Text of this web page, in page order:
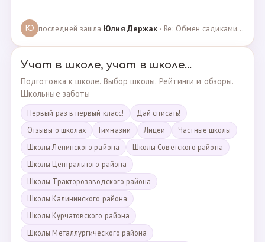
Ю последней зашла Юлия Держак · Re: Обмен садиками, продажа путевок · 25.01.2023
Учат в школе, учат в школе...
Подготовка к школе. Выбор школы. Рейтинги и обзоры.
Школьные заботы
Первый раз в первый класс!
Дай списать!
Отзывы о школах
Гимназии Лицеи
Частные школы
Школы Ленинского района
Школы Советского района
Школы Центрального района
Школы Тракторозаводского района
Школы Калининского района
Школы Курчатовского района
Школы Металлургического района